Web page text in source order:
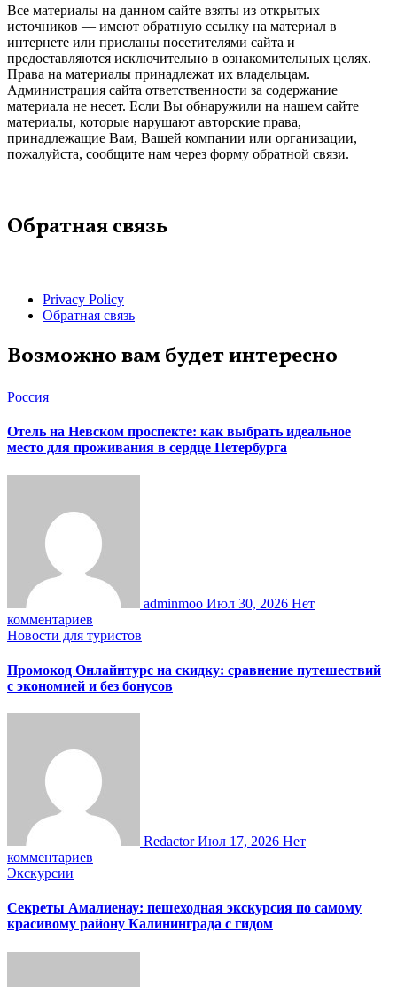
Все материалы на данном сайте взяты из открытых
источников — имеют обратную ссылку на материал в
интернете или присланы посетителями сайта и
предоставляются исключительно в ознакомительных целях.
Права на материалы принадлежат их владельцам.
Администрация сайта ответственности за содержание
материала не несет. Если Вы обнаружили на нашем сайте
материалы, которые нарушают авторские права,
принадлежащие Вам, Вашей компании или организации,
пожалуйста, сообщите нам через форму обратной связи.
Обратная связь
Privacy Policy
Обратная связь
Возможно вам будет интересно
Россия
Отель на Невском проспекте: как выбрать идеальное
место для проживания в сердце Петербурга
adminmoo Июл 30, 2026 Нет
комментариев
Новости для туристов
Промокод Онлайнтурс на скидку: сравнение путешествий
с экономией и без бонусов
RedactorИюл 17, 2026 Нет
комментариев
Экскурсии
Секреты Амалиенау: пешеходная экскурсия по самому
красивому району Калининграда с гидом